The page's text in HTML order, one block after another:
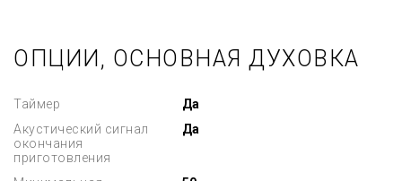
ОПЦИИ, ОСНОВНАЯ ДУХОВКА
Таймер
Да
Акустический сигнал
окончания
приготовления
Да